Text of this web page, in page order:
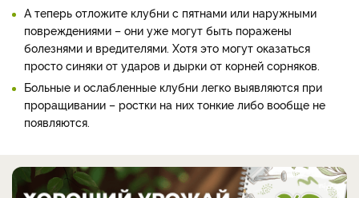
А теперь отложите клубни с пятнами или наружными
повреждениями – они уже могут быть поражены
болезнями и вредителями. Хотя это могут оказаться
просто синяки от ударов и дырки от корней сорняков.
Больные и ослабленные клубни легко выявляются при
проращивании – ростки на них тонкие либо вообще не
появляются.